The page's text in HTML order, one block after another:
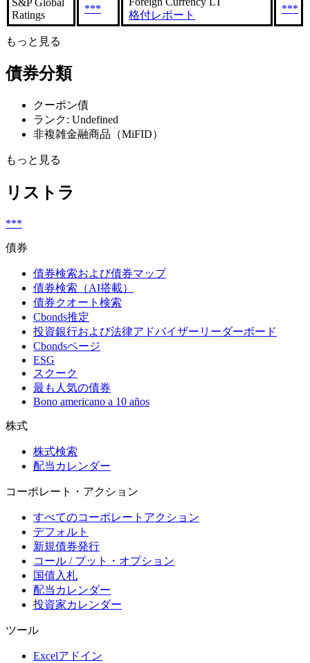
Ratings
***
格付レポート
***
もっと見る
債券分類
クーポン債
ランク: Undefined
非複雑金融商品（MiFID）
もっと見る
リストラ
***
債券
債券検索および債券マップ
債券検索（AI搭載）
債券クオート検索
Cbonds推定
投資銀行および法律アドバイザーリーダーボード
Cbondsページ
ESG
スクーク
最も人気の債券
Bono americano a 10 años
株式
株式検索
配当カレンダー
コーポレート・アクション
すべてのコーポレートアクション
デフォルト
新規債券発行
コール / プット・オプション
国債入札
配当カレンダー
投資家カレンダー
ツール
Excelアドイン